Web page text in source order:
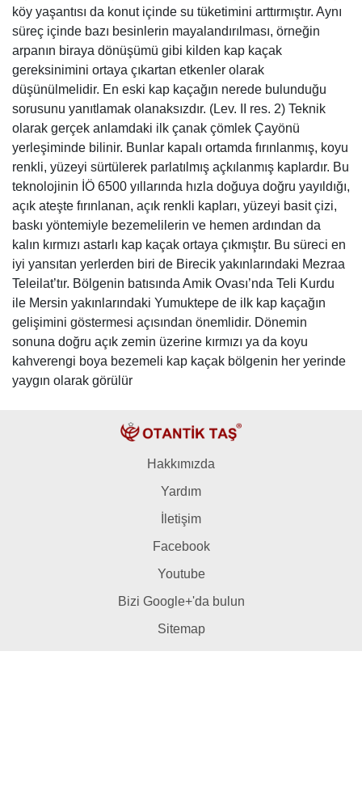
köy yaşantısı da konut içinde su tüketimini arttırmıştır. Aynı
süreç içinde bazı besinlerin mayalandırılması, örneğin
arpanın biraya dönüşümü gibi kilden kap kaçak
gereksinimini ortaya çıkartan etkenler olarak
düşünülmelidir. En eski kap kaçağın nerede bulunduğu
sorusunu yanıtlamak olanaksızdır. (Lev. II res. 2) Teknik
olarak gerçek anlamdaki ilk çanak çömlek Çayönü
yerleşiminde bilinir. Bunlar kapalı ortamda fırınlanmış, koyu
renkli, yüzeyi sürtülerek parlatılmış açkılanmış kaplardır. Bu
teknolojinin İÖ 6500 yıllarında hızla doğuya doğru yayıldığı,
açık ateşte fırınlanan, açık renkli kapları, yüzeyi basit çizi,
baskı yöntemiyle bezemelilerin ve hemen ardından da
kalın kırmızı astarlı kap kaçak ortaya çıkmıştır. Bu süreci en
iyi yansıtan yerlerden biri de Birecik yakınlarındaki Mezraa
Teleilat’tır. Bölgenin batısında Amik Ovası’nda Teli Kurdu
ile Mersin yakınlarındaki Yumuktepe de ilk kap kaçağın
gelişimini göstermesi açısından önemlidir. Dönemin
sonuna doğru açık zemin üzerine kırmızı ya da koyu
kahverengi boya bezemeli kap kaçak bölgenin her yerinde
yaygın olarak görülür
Hakkımızda
Yardım
İletişim
Facebook
Youtube
Bizi Google+'da bulun
Sitemap